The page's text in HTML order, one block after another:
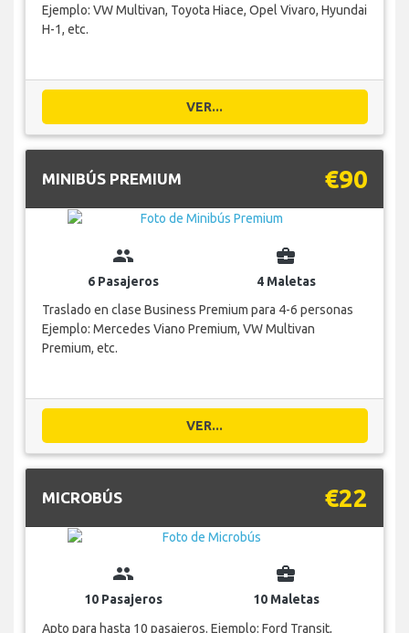
Ejemplo: VW Multivan, Toyota Hiace, Opel Vivaro, Hyundai
H-1, etc.
VER...
MINIBÚS PREMIUM €90
group
6 Pasajeros
business_center
4 Maletas
Traslado en clase Business Premium para 4-6 personas
Ejemplo: Mercedes Viano Premium, VW Multivan
Premium, etc.
VER...
MICROBÚS €22
group
10 Pasajeros
business_center
10 Maletas
Apto para hasta 10 pasajeros. Ejemplo: Ford Transit,